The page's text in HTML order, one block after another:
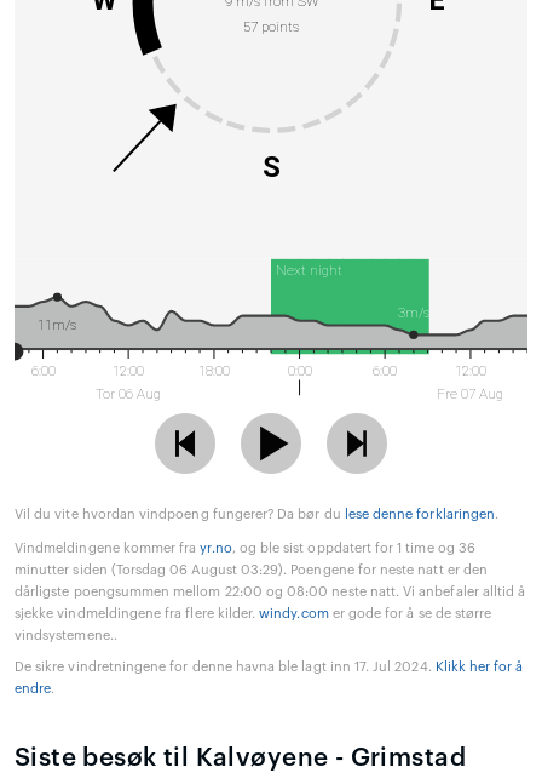
57 points
S
Next night
6:00
12:00
Tor 06 Aug
18:00 0:00 6:00
12:00
Fre 07 Aug
11m/s
3m/s
Vil du vite hvordan vindpoeng fungerer? Da bør du lese denne forklaringen.
Vindmeldingene kommer frayr.no, og ble sist oppdatert for 1 time og 36
minutter siden (Torsdag 06 August 03:29). Poengene for neste natt er den
dårligste poengsummen mellom 22:00 og 08:00 neste natt. Vi anbefaler alltid å
sjekke vindmeldingene fra flere kilder.windy.comer gode for å se de større
vindsystemene..
De sikre vindretningene for denne havna ble lagt inn 17. Jul 2024. Klikk her for å
endre.
Siste besøk til Kalvøyene - Grimstad